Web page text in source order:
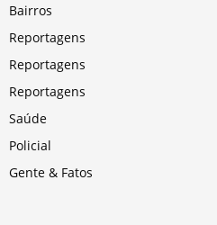
Bairros
Reportagens
Reportagens
Reportagens
Saúde
Policial
Gente & Fatos